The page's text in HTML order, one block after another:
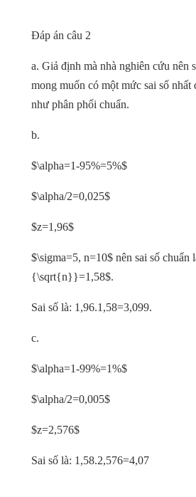
Đáp án câu 2
a. Giả định mà nhà nghiên cứu nên
mong muốn có một mức sai số nhất
như phân phối chuẩn.
b.
$\alpha=1-95%=5%$
$\alpha/2=0,025$
$z=1,96$
$\sigma=5, n=10$ nên sai số
{\sqrt{n}}=1,58$.
Sai số là: 1,96.1,58=3,099.
c.
$\alpha=1-99%=1%$
$\alpha/2=0,005$
$z=2,576$
Sai số là: 1,58.2,576=4,07